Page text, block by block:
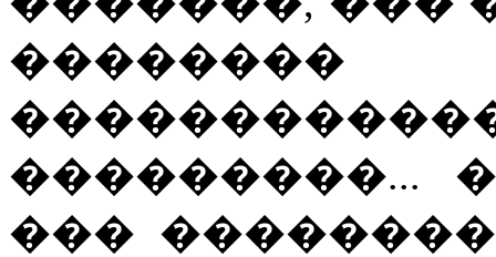
���������...
���